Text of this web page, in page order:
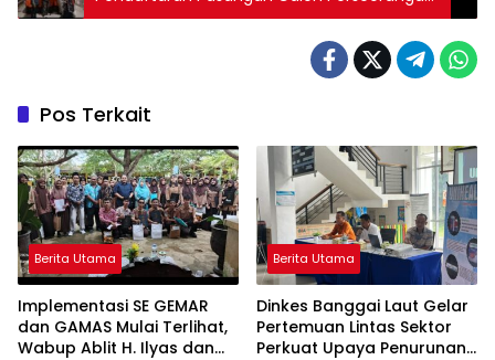
Abdullah M. Malida dan Mulyani La’adila
Pos Terkait
Berita Utama
Implementasi SE GEMAR
dan GAMAS Mulai Terlihat,
Wabup Ablit H. Ilyas dan
Berita Utama
Dinkes Banggai Laut Gelar
Pertemuan Lintas Sektor
Perkuat Upaya Penurunan